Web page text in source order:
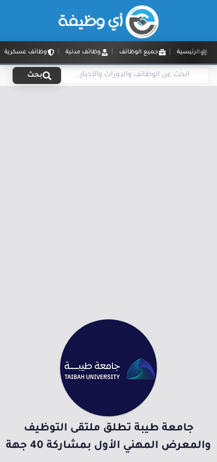
الرئيسية جميع الوظائف وظائف مدنية وظائف عسكرية
بحث
جامعة طيبة تطلق ملتقى التوظيف
والمعرض المهني الأول بمشاركة 40 جهة